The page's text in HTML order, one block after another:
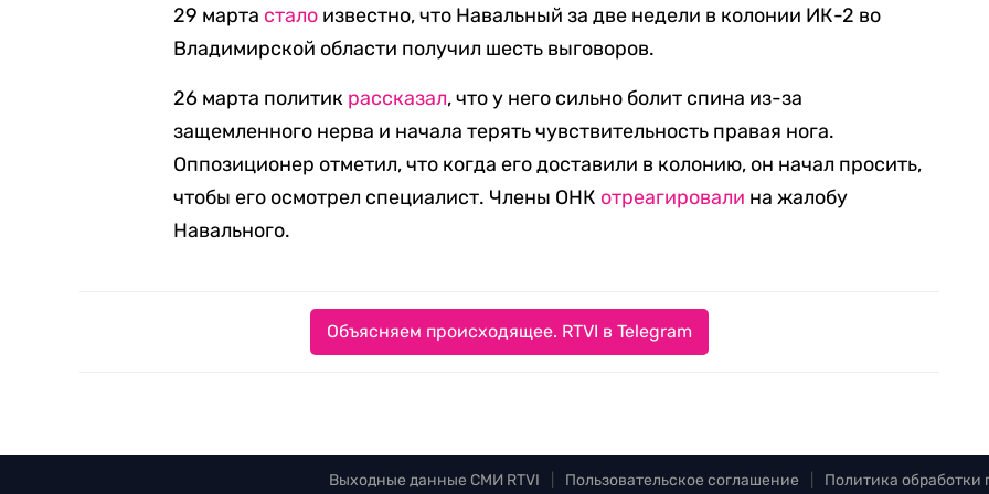
29 марта стало известно, что Навальный за две недели в колонии ИК-2 во
Владимирской области получил шесть выговоров.
26 марта политик рассказал, что у него сильно болит спина из-за
защемленного нерва и начала терять чувствительность правая нога.
Оппозиционер отметил, что когда его доставили в колонию, он начал просить,
чтобы его осмотрел специалист. Члены ОНК отреагировали на жалобу
Навального.
Объясняем происходящее. RTVI в Telegram
Выходные данные СМИ RTVI Пользовательское соглашение Политика